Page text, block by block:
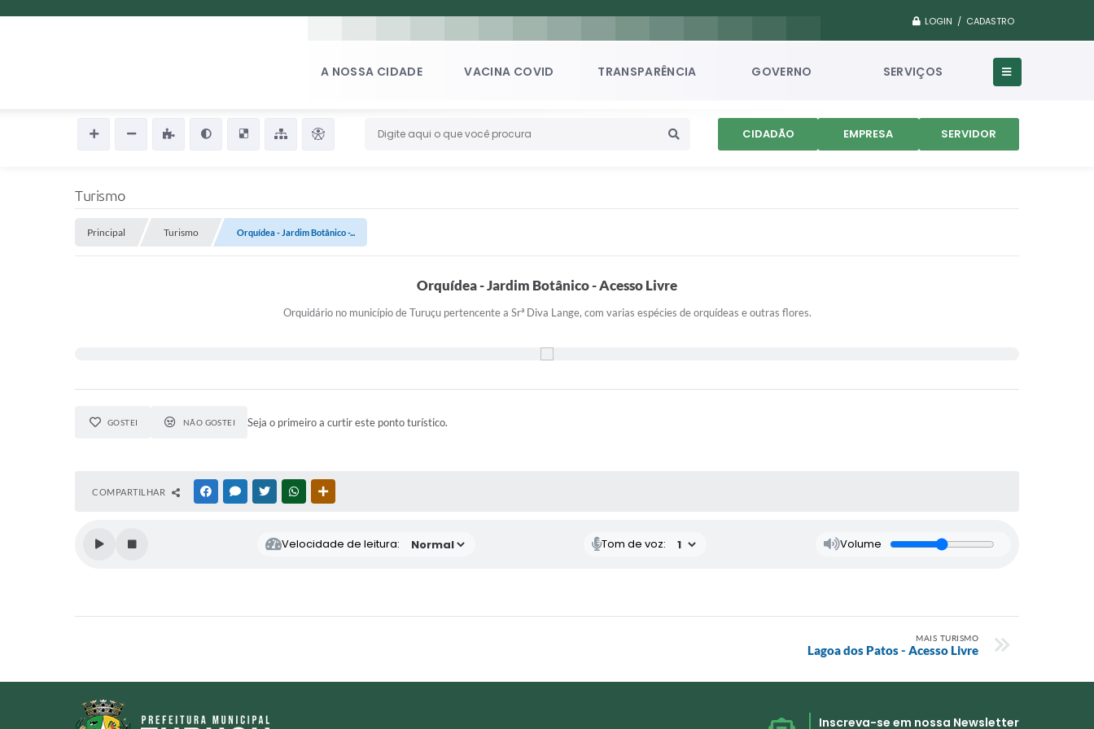
LOGIN / CADASTRO
A NOSSA CIDADE VACINA COVID TRANSPARÊNCIA GOVERNO SERVIÇOS
CIDADÃO EMPRESA SERVIDOR
Turismo
Principal Turismo Orquídea - Jardim Botânico -...
Orquídea - Jardim Botânico - Acesso Livre
Orquidário no município de Turuçu pertencente a Srª Diva Lange, com varias espécies de orquídeas e outras flores.
GOSTEI NÃO GOSTEI Seja o primeiro a curtir este ponto turístico.
COMPARTILHAR FACEBOOKMESSENGER
TWITTERWHATSAPP
Velocidade de leitura: Tom de voz: Volume
MAIS TURISMO
Lagoa dos Patos - Acesso Livre
Inscreva-se em nossa Newsletter